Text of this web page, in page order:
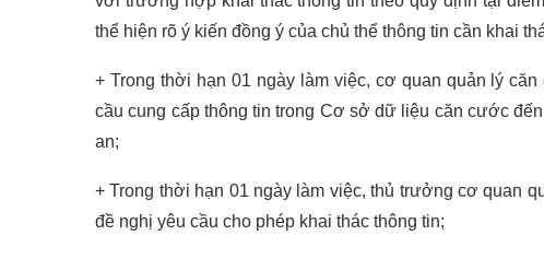
thể hiện rõ ý kiến đồng ý của chủ thể thông tin cần khai
+ Trong thời hạn 01 ngày làm việc, cơ quan quản lý
cầu cung cấp thông tin trong Cơ sở dữ liệu căn cước
an;
+ Trong thời hạn 01 ngày làm việc, thủ trưởng cơ quan
đề nghị yêu cầu cho phép khai thác thông tin;